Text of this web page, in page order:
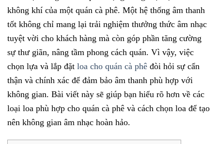
không khí của một quán cà phê. Một hệ thống âm thanh
tốt không chỉ mang lại trải nghiệm thưởng thức âm nhạc
tuyệt vời cho khách hàng mà còn góp phần tăng cường
sự thư giãn, nâng tầm phong cách quán. Vì vậy, việc
chọn lựa và lắp đặt loa cho quán cà phê đòi hỏi sự cẩn
thận và chính xác để đảm bảo âm thanh phù hợp với
không gian. Bài viết này sẽ giúp bạn hiểu rõ hơn về các
loại loa phù hợp cho quán cà phê và cách chọn loa để tạo
nên không gian âm nhạc hoàn hảo.